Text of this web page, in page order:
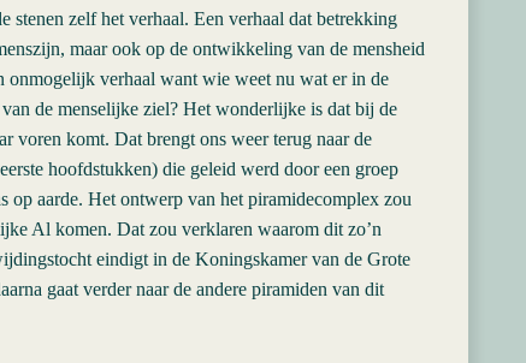
stenen zelf het verhaal. Een verhaal dat betrekking
maar ook op de ontwikkeling van de mensheid
onmogelijk verhaal want wie weet nu wat er in de
de menselijke ziel? Het wonderlijke is dat bij de
voren komt. Dat brengt ons weer terug naar de
hoofdstukken) die geleid werd door een groep
op aarde. Het ontwerp van het piramidecomplex zou
Al komen. Dat zou verklaren waarom dit zo’n
eindigt in de Koningskamer van de Grote
gaat verder naar de andere piramiden van dit